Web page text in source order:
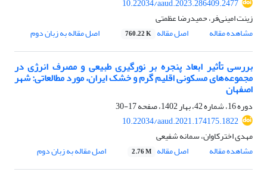
10.22034/aaud.2023.286409.2477
زینت امینی‌فر، حمیدرضا عظمتی
مشاهده مقاله
اصل مقاله 760.22 K اصل مقاله به زبان دوم
بررسی تأثیر ابعاد پنجره بر نورگیری طبیعی و مصرف انرژی در
مجموعه‌های مسکونی اقلیم گرم و خشک ایران، مورد مطالعاتی: شهر
اصفهان
دوره 16، شماره 42، بهار 1402، صفحه
17-30
10.22034/aaud.2021.174175.1822
مهدی اخترکاوان، سمانه شفیعی
مشاهده مقاله
اصل مقاله 2.76 M اصل مقاله به زبان دوم